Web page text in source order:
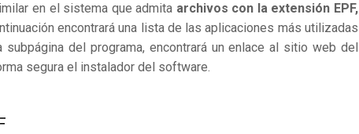
en el sistema que admita archivos con la extensión EPF,
encontrará una lista de las aplicaciones más utilizadas
del programa, encontrará un enlace al sitio web del
segura el instalador del software.